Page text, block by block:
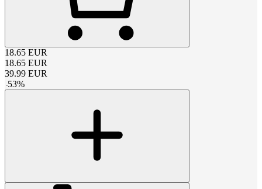
18.65 EUR
18.65 EUR
39.99 EUR
-53%